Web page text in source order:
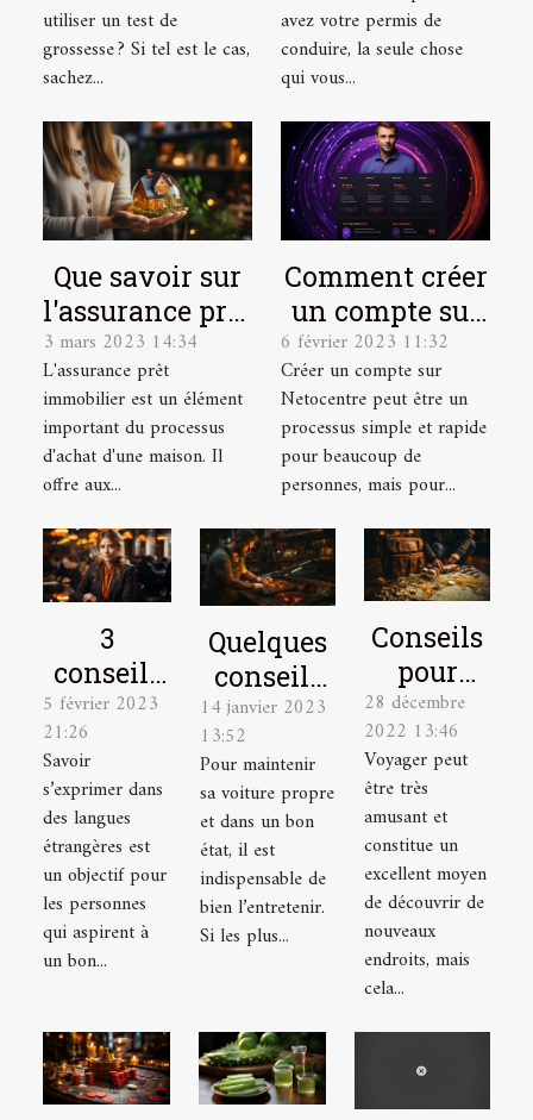
utiliser un test de
grossesse ? Si tel est le cas,
sachez...
?
avez votre permis de
conduire, la seule chose
qui vous...
Que savoir sur
l'assurance prêt
immobilier ?
3 mars 2023 14:34
L'assurance prêt
immobilier est un élément
important du processus
d'achat d'une maison. Il
offre aux...
Comment créer
un compte sur
Netocentre ?
6 février 2023 11:32
Créer un compte sur
Netocentre peut être un
processus simple et rapide
pour beaucoup de
personnes, mais pour...
3
conseils
pour
mieux
parler
une
langue
étrangère
5 février 2023
21:26
Savoir
s’exprimer dans
des langues
étrangères est
un objectif pour
les personnes
qui aspirent à
un bon...
Quelques
conseils
pour bien
entretenir
sa voiture
14 janvier 2023
13:52
Pour maintenir
sa voiture propre
et dans un bon
état, il est
indispensable de
bien l’entretenir.
Si les plus...
Conseils
pour
élaborer
le plan
de
voyage
idéal
28 décembre
2022 13:46
Voyager peut
être très
amusant et
constitue un
excellent moyen
de découvrir de
nouveaux
endroits, mais
cela...